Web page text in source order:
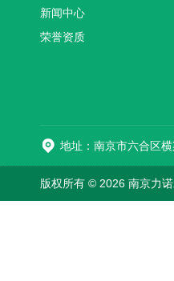
新闻中心
荣誉资质
地址：南京市六合区
版权所有 © 2026 南京力